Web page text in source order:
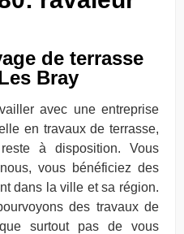
de terrasse
Bray
avec une entreprise
en travaux de terrasse,
à disposition. Vous
vous bénéficiez des
dans la ville et sa région.
des travaux de
surtout pas de vous